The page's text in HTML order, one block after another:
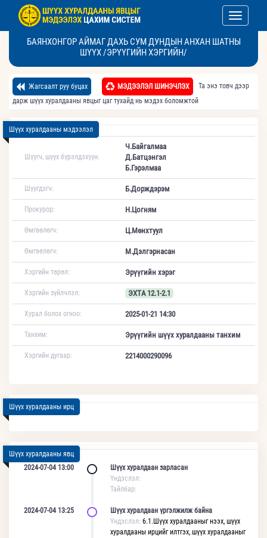
Toggle
БАЯНХОНГОР АЙМАГ ДАХЬ СУМ ДУНДЫН АНХАН ШАТНЫ
ШҮҮХ /ЭРҮҮГИЙН ХЭРГИЙН/
Жагсаалт руу буцах МЭДЭЭЛЭЛ ШИНЭЧЛЭХ
Та энэ товч дээр
дарж шүүх хуралдааны явцыг цаг тухайд нь мэдэх боломжтой
Шүүх хуралдааны мэдээлэл
Шүүгч, шүүх бүрэлдэхүүн:
Ч.Байгалмаа
Д.Батцэнгэл
Б.Гэрэлмаа
Шүүгдэгч: Б.Дорждэрэм
Прокурор: Н.Цогням
Өмгөөлөгч: Ц.Мөнхтуул
Өмгөөлөгч: М.Дэлгэрнасан
Хэргийн төрөл: Эрүүгийн хэрэг
Хэргийн зүйлчлэл: ЭХТА 12.1-2.1
Хурал болох огноо: 2025-01-21 14:30
Танхим: Эрүүгийн шүүх хуралдааны танхим
Хэргийн дугаар: 2214000290096
Шүүх хуралдааны ирц
Шүүх хуралдааны явц
2024-07-04 13:00
Шүүх хуралдаан зарласан
Үндэслэл:
Тайлбар:
2024-07-04 13:25
Шүүх хуралдаан үргэлжилж байна
Үндэслэл: 6.1.Шүүх хуралдааныг нээх, шүүх
хуралдааны ирцийг илтгэх, шүүх хуралдааныг